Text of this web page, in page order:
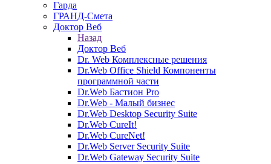
Гарда
ГРАНД-Смета
Доктор Веб
Назад
Доктор Веб
Dr. Web Комплексные решения
Dr.Web Office Shield Компоненты
программной части
Dr.Web Бастион Pro
Dr.Web - Малый бизнес
Dr.Web Desktop Security Suite
Dr.Web CureIt!
Dr.Web CureNet!
Dr.Web Server Security Suite
Dr.Web Gateway Security Suite